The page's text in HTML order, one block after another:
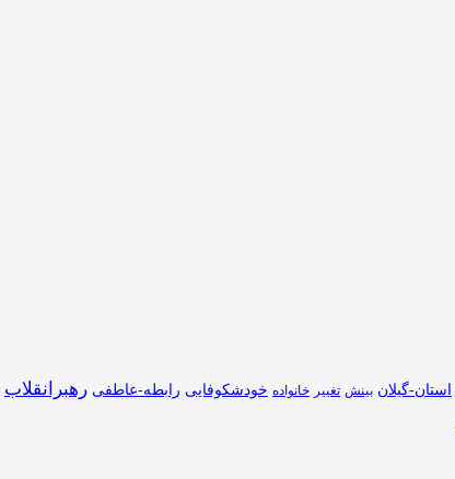
استان-گیلان بینش تغییر خانواده خودشکوفایی رابطه-عاطفی رهبرانقلاب